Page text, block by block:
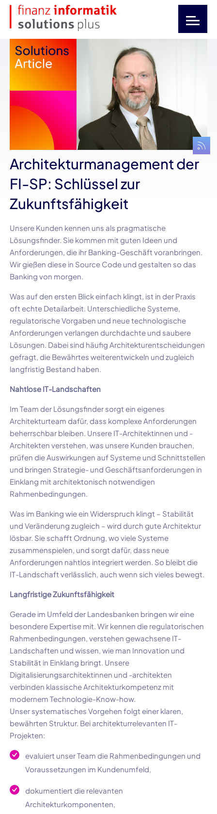
Architekturmanagement der
FI-SP: Schlüssel zur
Zukunftsfähigkeit
Unsere Kunden kennen uns als pragmatische
Lösungsfinder. Sie kommen mit guten Ideen und
Anforderungen, die ihr Banking-Geschäft voranbringen.
Wir gießen diese in Source Code und gestalten so das
Banking von morgen.
Was auf den ersten Blick einfach klingt, ist in der Praxis
oft echte Detailarbeit. Unterschiedliche Systeme,
regulatorische Vorgaben und neue technologische
Anforderungen verlangen durchdachte und saubere
Lösungen. Dabei sind häufig Architekturentscheidungen
gefragt, die Bewährtes weiterentwickeln und zugleich
langfristig Bestand haben.
Nahtlose IT-Landschaften
Im Team der Lösungsfinder sorgt ein eigenes
Architekturteam dafür, dass komplexe Anforderungen
beherrschbar bleiben. Unsere IT-Architektinnen und -
Architekten verstehen, was unsere Kunden brauchen,
prüfen die Auswirkungen auf Systeme und Schnittstellen
und bringen Strategie- und Geschäftsanforderungen in
Einklang mit architektonisch notwendigen
Rahmenbedingungen.
Was im Banking wie ein Widerspruch klingt – Stabilität
und Veränderung zugleich – wird durch gute Architektur
lösbar. Sie schafft Ordnung, wo viele Systeme
zusammenspielen, und sorgt dafür, dass neue
Anforderungen nahtlos integriert werden. So bleibt die
IT-Landschaft verlässlich, auch wenn sich vieles bewegt.
Langfristige Zukunftsfähigkeit
Gerade im Umfeld der Landesbanken bringen wir eine
besondere Expertise mit. Wir kennen die regulatorischen
Rahmenbedingungen, verstehen gewachsene IT-
Landschaften und wissen, wie man Innovation und
Stabilität in Einklang bringt. Unsere
Digitalisierungsarchitektinnen und -architekten
verbinden klassische Architekturkompetenz mit
modernem Technologie-Know-how.
Unser systematisches Vorgehen folgt einer klaren,
bewährten Struktur. Bei architekturrelevanten IT-
Projekten:
evaluiert unser Team die Rahmenbedingungen und
Voraussetzungen im Kundenumfeld,
dokumentiert die relevanten
Architekturkomponenten,